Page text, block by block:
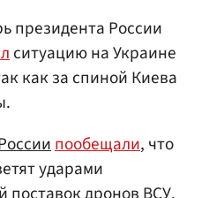
президента России
ситуацию на Украине
как за спиной Киева
пообещали, что
ударами